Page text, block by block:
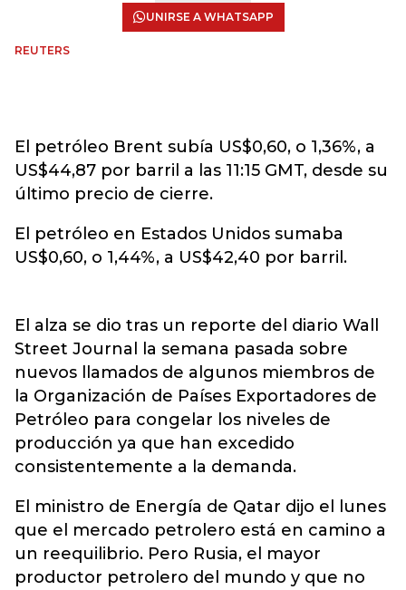
UNIRSE A WHATSAPP
REUTERS
El petróleo Brent subía US$0,60, o 1,36%, a
US$44,87 por barril a las 11:15 GMT, desde su
último precio de cierre.
El petróleo en Estados Unidos sumaba
US$0,60, o 1,44%, a US$42,40 por barril.
El alza se dio tras un reporte del diario Wall
Street Journal la semana pasada sobre
nuevos llamados de algunos miembros de
la Organización de Países Exportadores de
Petróleo para congelar los niveles de
producción ya que han excedido
consistentemente a la demanda.
El ministro de Energía de Qatar dijo el lunes
que el mercado petrolero está en camino a
un reequilibrio. Pero Rusia, el mayor
productor petrolero del mundo y que no